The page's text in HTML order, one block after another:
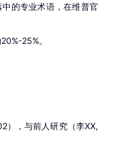
中的专业术语，在维普官
25%。
），与前人研究（李XX,